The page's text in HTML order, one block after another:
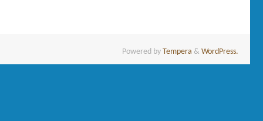
Powered by Tempera & WordPress.